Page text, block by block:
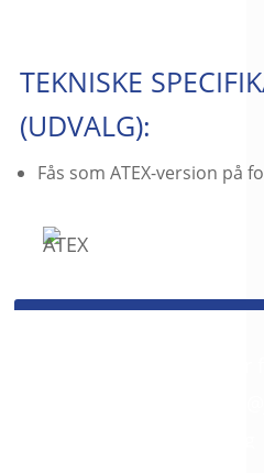
TEKNISKE
(UDVALG):
Fås som ATEX-version på